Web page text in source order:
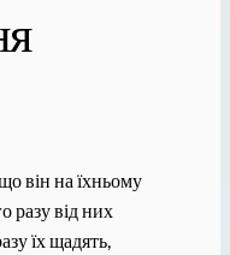
він на їхньому
разу від них
їх щадять,